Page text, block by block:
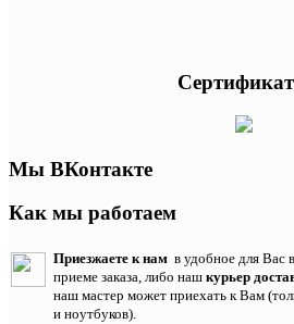
Мы ВКонтакте
Как мы работаем
Приезжаете к нам в удобное для Вас
приеме заказа, либо наш курьер
наш мастер может приехать к Вам
и ноутбуков).